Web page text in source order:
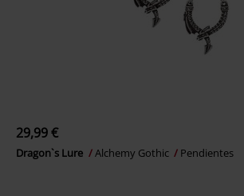
29,99 €
Dragon`s Lure Alchemy Gothic Pendientes